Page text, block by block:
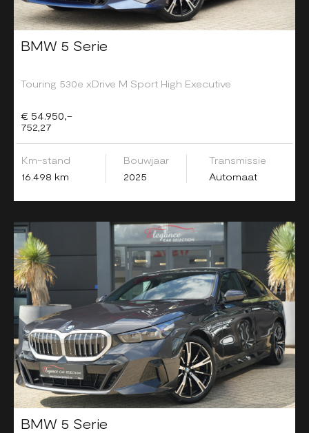
BMW 5 Serie
Touring 530e xDrive M Sport High Executive
€ 54.950,-
752,27
Km-stand
16.498 km
Bouwjaar
2025
Transmissie
Automaat
BMW 5 Serie